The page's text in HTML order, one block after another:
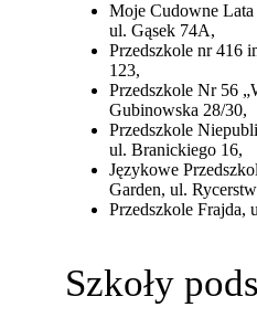
Moje Cudowne Lata
ul. Gąsek 74A,
Przedszkole nr 416
123,
Przedszkole Nr 56
Gubinowska 28/30,
Przedszkole
ul. Branickiego 16,
Językowe
Garden, ul.
Przedszkole Frajda,
Szkoły